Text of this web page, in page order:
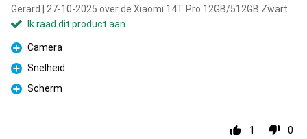
Gerard | 27-10-2025 over de Xiaomi 14T Pro 12GB/512GB Zwart
Ik raad dit product aan
Pluspunt
Camera
Pluspunt
Snelheid
Pluspunt
Scherm
1 0